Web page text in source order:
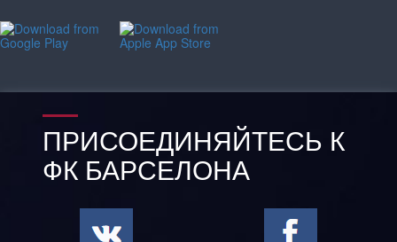
ПРИСОЕДИНЯЙТЕСЬ К
ФК БАРСЕЛОНА